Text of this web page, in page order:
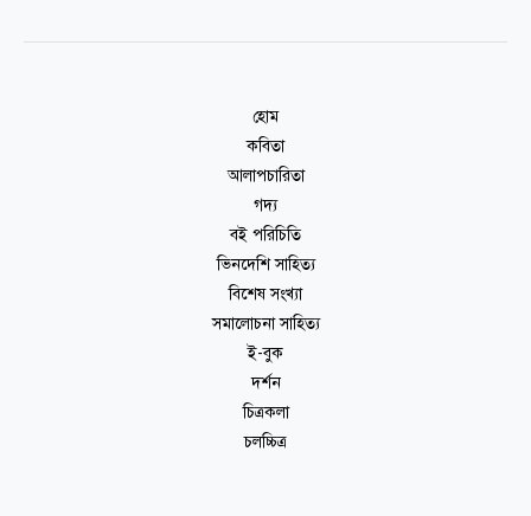
হোম
কবিতা
আলাপচারিতা
গদ্য
বই পরিচিতি
ভিনদেশি সাহিত্য
বিশেষ সংখ্যা
সমালোচনা সাহিত্য
ই-বুক
দর্শন
চিত্রকলা
চলচ্চিত্র